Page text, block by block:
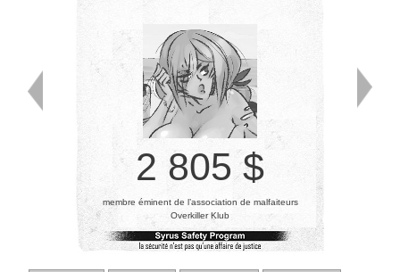
2 805 $
membre éminent de l’association de malfaiteurs
Overkiller Klub